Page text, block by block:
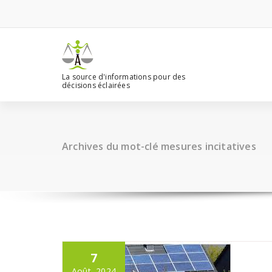
contenu
La source d'informations pour des
décisions éclairées
Archives du mot-clé mesures incitatives
7